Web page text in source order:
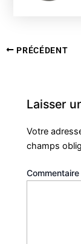
PRÉCÉDENT
Laisser
Votre
champs
Commentaire